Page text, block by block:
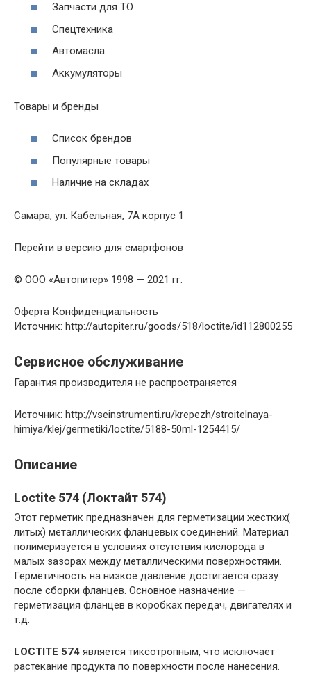
Запчасти для ТО
Спецтехника
Автомасла
Аккумуляторы
Товары и бренды
Список брендов
Популярные товары
Наличие на складах
Самара, ул. Кабельная, 7A корпус 1
Перейти в версию для смартфонов
© ООО «Автопитер» 1998 — 2021 гг.
Оферта Конфиденциальность
Источник: http://autopiter.ru/goods/518/loctite/id112800255
Сервисное обслуживание
Гарантия производителя не распространяется
Источник: http://vseinstrumenti.ru/krepezh/stroitelnaya-
himiya/klej/germetiki/loctite/5188-50ml-1254415/
Описание
Loctite 574 (Локтайт 574)
Этот герметик предназначен для герметизации жестких(
литых) металлических фланцевых соединений. Материал
полимеризуется в условиях отсутствия кислорода в
малых зазорах между металлическими поверхностями.
Герметичность на низкое давление достигается сразу
после сборки фланцев. Основное назначение —
герметизация фланцев в коробках передач, двигателях и
т.д.
LOCTITE 574 является тиксотропным, что исключает
растекание продукта по поверхности после нанесения.